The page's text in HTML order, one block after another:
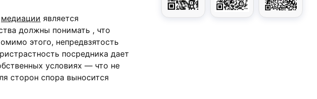
медиации является
должны понимать , что
этого, непредвзятость
посредника дает
условиях — что не
сторон спора выносится